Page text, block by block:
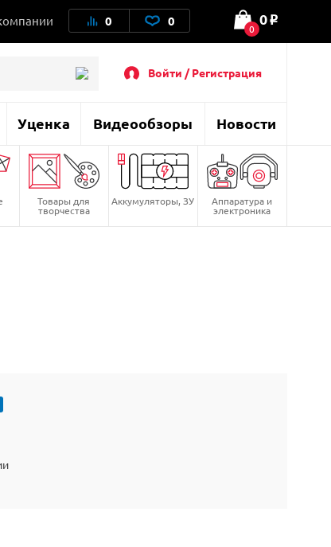
0 0 0
0 o
Войти / Регистрация
Уценка Видеообзоры Новости
Товары для
творчества
Аккумуляторы, ЗУ Аппаратура и
электроника